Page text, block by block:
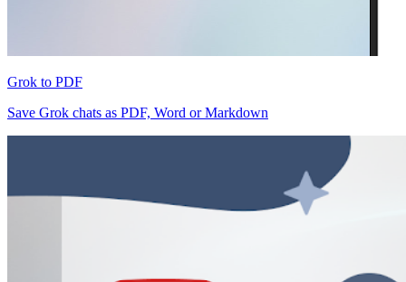
Grok to PDF
Save Grok chats as PDF, Word or Markdown